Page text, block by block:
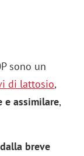
sono un
di lattosio,
e assimilare,
breve